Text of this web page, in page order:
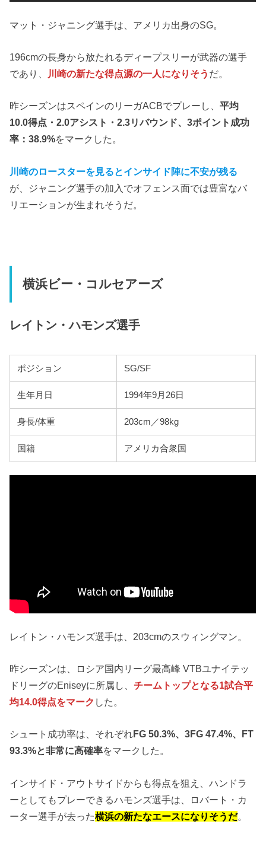
マット・ジャニング選手は、アメリカ出身のSG。
196cmの長身から放たれるディープスリーが武器の選手
であり、
川崎の新たな得点源の一人になりそう だ。
昨シーズンはスペインのリーガACBでプレーし、平均
10.0得点・2.0アシスト・2.3リバウンド、3ポイント成功
率：38.9%をマークした。
川崎のロースターを見るとインサイド陣に不安が残る
が、ジャニング選手の加入でオフェンス面では豊富なバ
リエーションが生まれそうだ。
横浜ビー・コルセアーズ
レイトン・ハモンズ選手
ポジション SG/SF
生年月日 1994年9月26日
身長/体重 203cm／98kg
国籍 アメリカ合衆国
レイトン・ハモンズ選手は、203cmのスウィングマン。
昨シーズンは、ロシア国内リーグ最高峰 VTBユナイテッ
ドリーグのEniseyに所属し、チームトップとなる1試合平
均14.0得点をマーク した。
シュート成功率は、それぞれFG 50.3%、3FG 47.4%、FT
93.3%と非常に高確率をマークした。
インサイド・アウトサイドからも得点を狙え、ハンドラ
ーとしてもプレーできるハモンズ選手は、ロバート・カ
ーター選手が去った横浜の新たなエースになりそうだ。